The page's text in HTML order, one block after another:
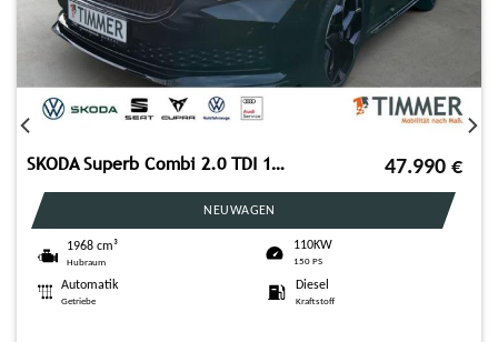
34.990
GEBRAUCHTWAGEN
62.555 km
Kilometerstand
220KW
299 PS
Automatik
Getriebe
Elektro
Kraftstoff